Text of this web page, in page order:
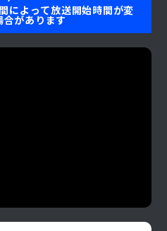
によって放送開始時間が変
合があります